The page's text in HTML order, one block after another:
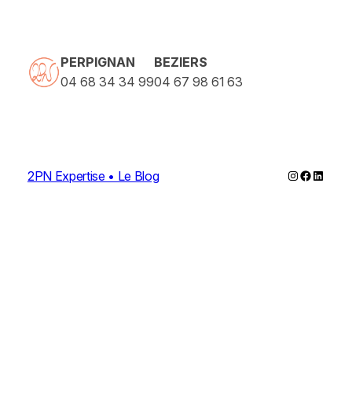
PERPIGNAN
04 68 34 34 99
BEZIERS
04 67 98 61 63
2PN Expertise • Le Blog Instagram